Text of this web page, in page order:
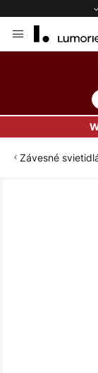
to
Závesné